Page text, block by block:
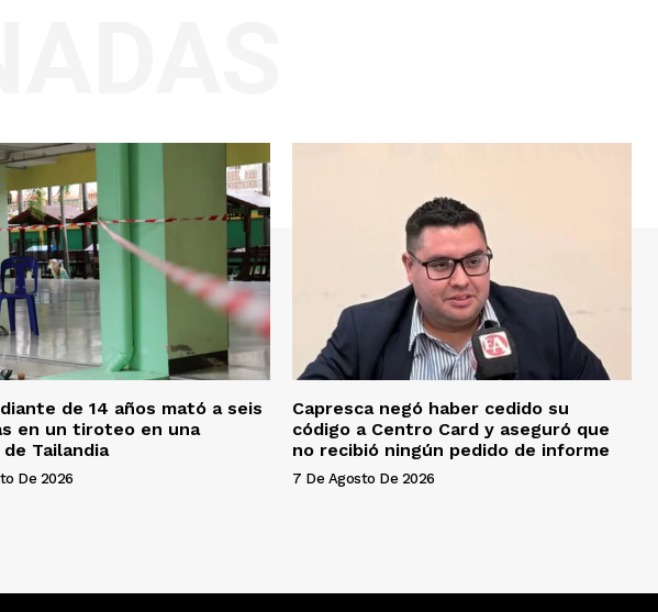
de 14 años mató a seis
en un tiroteo en una
Tailandia
De 2026
Capresca negó haber cedido su
código a Centro Card y aseguró que
no recibió ningún pedido de informe
7 De Agosto De 2026